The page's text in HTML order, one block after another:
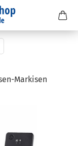
​Markisen